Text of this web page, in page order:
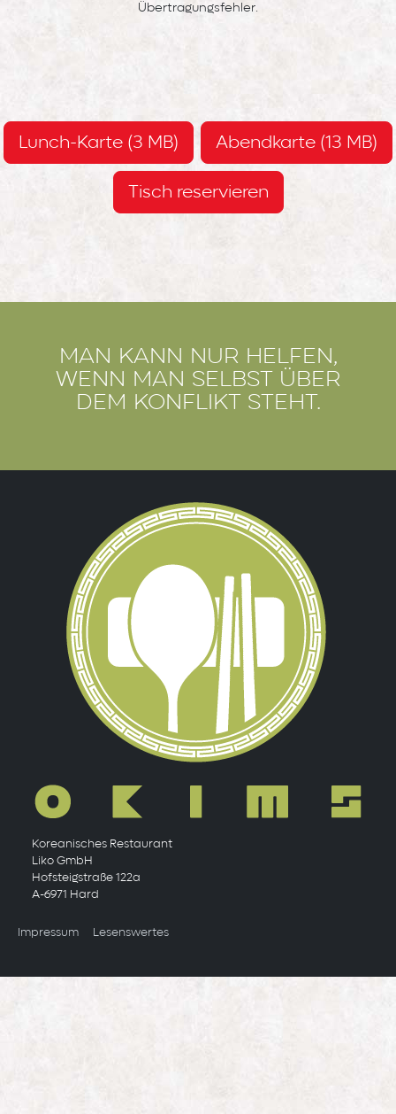
Übertragungsfehler.
Lunch-Karte (3 MB) Abendkarte (13 MB)
Tisch reservieren
Man kann nur helfen,
wenn man selbst über
dem Konflikt steht.
Koreanisches Restaurant
Liko GmbH
Hofsteigstraße 122a
A-6971 Hard
Allgemeines
Impressum Lesenswertes